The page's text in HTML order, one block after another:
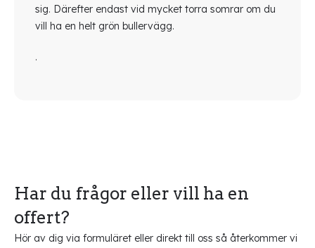
sig. Därefter endast vid mycket torra somrar om du
vill ha en helt grön bullervägg.
.
Har du frågor eller vill ha en
offert?
Hör av dig via formuläret eller direkt till oss så återkommer vi